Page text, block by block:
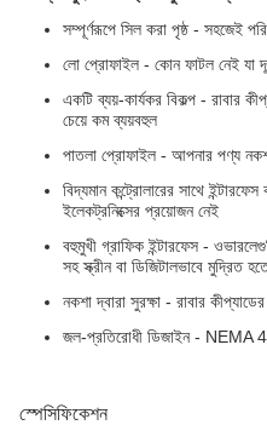
সম্পূর্ণরূপে সিল করা পৃষ্ঠ - সহজেই
লো প্রোফাইল - কোন ফাটল নেই যা
একটি ব্যয়-কার্যকর বিকল্প - রাবার
চেয়ে কম ব্যয়বহুল
পাতলা প্রোফাইল - আপনার পণ্য
বিদ্যমান কন্ট্রোলারের সাথে
ইলেকট্রনিক্সের প্রয়োজন নেই
বহুমুখী গ্রাফিক ইন্টারফেস -
সহ স্ক্রীন বা ডিজিটালভাবে মুদ্রিত
নকশা দ্বারা সুরক্ষা - রাবার
জল-প্রতিরোধী ডিজাইন - NEMA
স্পেসিফিকেশন